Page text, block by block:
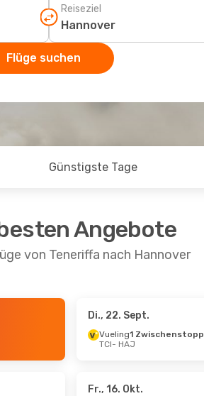
Reiseziel
Flüge suchen
Günstigste Tage
Angebote
von Teneriffa nach Hannover
- Do., 27. Aug.
Di., 22. Sept.
Vueling1 Zwischenstopp
TCI- HAJ
Fr., 16. Okt.